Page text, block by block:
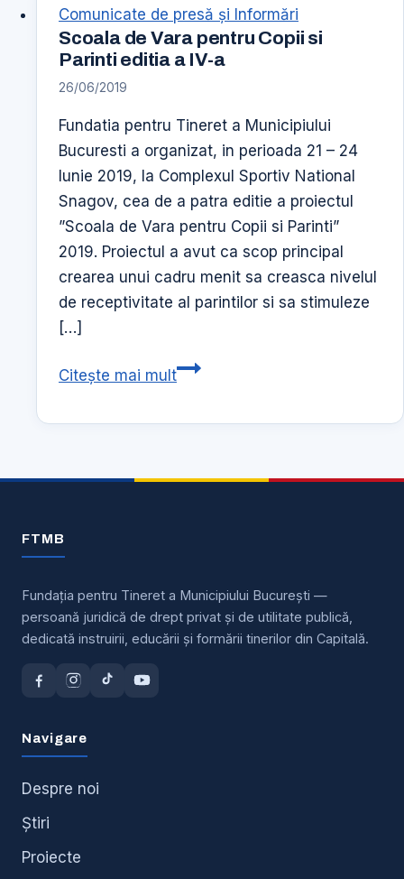
Comunicate de presă şi Informări
Scoala de Vara pentru Copii si
Parinti editia a IV-a
26/06/2019
Fundatia pentru Tineret a Municipiului
Bucuresti a organizat, in perioada 21 – 24
Iunie 2019, la Complexul Sportiv National
Snagov, cea de a patra editie a proiectul
”Scoala de Vara pentru Copii si Parinti”
2019. Proiectul a avut ca scop principal
crearea unui cadru menit sa creasca nivelul
de receptivitate al parintilor si sa stimuleze
[…]
Citește mai multScoala
IV-
a
FTMB
Fundația pentru Tineret a Municipiului București —
persoană juridică de drept privat și de utilitate publică,
dedicată instruirii, educării și formării tinerilor din Capitală.
Navigare
Despre noi
Știri
Proiecte